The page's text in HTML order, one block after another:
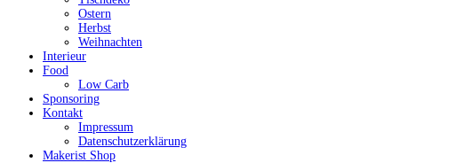
Ostern
Herbst
Weihnachten
Interieur
Food
Low Carb
Sponsoring
Kontakt
Impressum
Datenschutzerklärung
Makerist Shop